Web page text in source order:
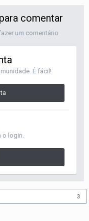
comentar
um comentário
É fácil!
o login.
3